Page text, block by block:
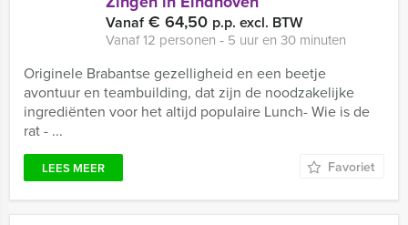
Vanaf€ 64,50 p.p. excl. BTW
Vanaf 12 personen ‐ 5 uur en 30 minuten
Originele Brabantse gezelligheid en een beetje
avontuur en teambuilding, dat zijn de noodzakelijke
ingrediënten voor het altijd populaire Lunch- Wie is de
rat - ...
LEES MEER Favoriet